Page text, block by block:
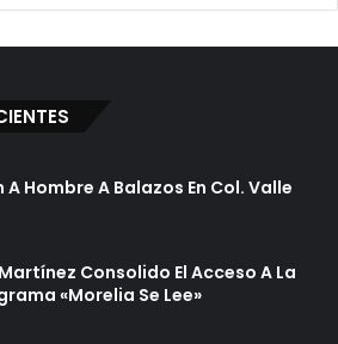
Hombre A Balazos En Col. Valle
Consolido El Acceso A La
«Morelia Se Lee»